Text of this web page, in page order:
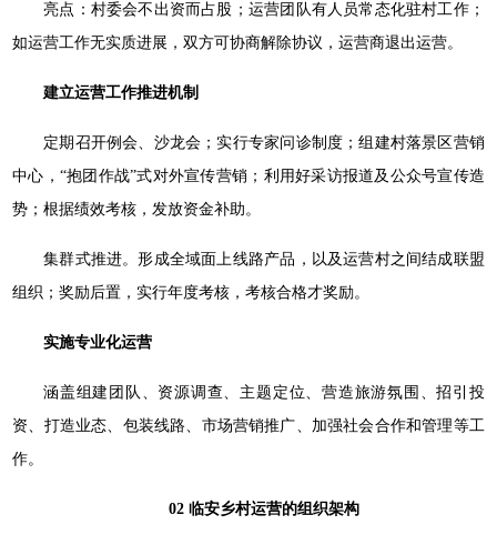
亮点：村委会不出资而占股；运营团队有人员常态化驻村工作；
如运营工作无实质进展，双方可协商解除协议，运营商退出运营。
建立运营工作推进机制
定期召开例会、沙龙会；实行专家问诊制度；组建村落景区营销
中心，“抱团作战”式对外宣传营销；利用好采访报道及公众号宣传造
势；根据绩效考核，发放资金补助。
集群式推进。形成全域面上线路产品，以及运营村之间结成联盟
组织；奖励后置，实行年度考核，考核合格才奖励。
实施专业化运营
涵盖组建团队、资源调查、主题定位、营造旅游氛围、招引投
资、打造业态、包装线路、市场营销推广、加强社会合作和管理等工
作。
02 临安乡村运营的组织架构